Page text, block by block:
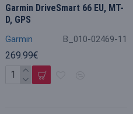
Garmin B_010-02469-11
Garmin DriveSmart 66 EU, MT-
D, GPS
269.99€